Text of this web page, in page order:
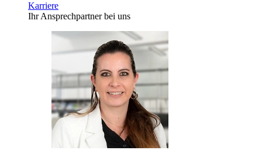
Karriere
Ihr Ansprechpartner bei uns